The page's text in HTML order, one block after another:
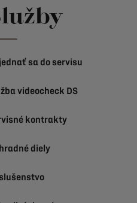
sa do servisu
videocheck DS
kontrakty
diely